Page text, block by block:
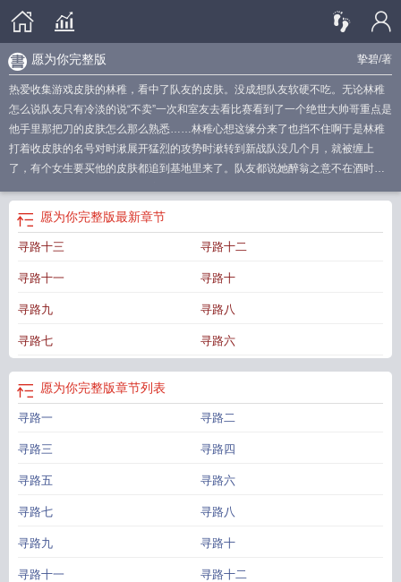
挚碧/著
愿为你完整版
热爱收集游戏皮肤的林稚，看中了队友的皮肤。没成想队友软硬不吃。无论林稚
怎么说队友只有冷淡的说“不卖”一次和室友去看比赛看到了一个绝世大帅哥重点是
他手里那把刀的皮肤怎么那么熟悉……林稚心想这缘分来了也挡不住啊于是林稚
打着收皮肤的名号对时湫展开猛烈的攻势时湫转到新战队没几个月，就被缠上
了，有个女生要买他的皮肤都追到基地里来了。队友都说她醉翁之意不在酒时湫
正等一切尘埃落定后和林稚表白可他联系不到林稚了。再次见到她，她在一家公
司做策划，而她负责的正好是他的战队。时湫见到3年未见的林稚，看到她没心没
肺的过着她的生活，还装不认识他。时湫发誓要好好“折磨折磨”她……林稚觉得没
女＆口嫌体正直的冷漠电竞少年
愿为你摘星愿为你歌词
国愿为你 电影 电影愿为你愿为你免费
影愿为你王菲 愿为你在线歌曲 愿为你
下
愿为你完整版最新章节
寻路十三 寻路十二
寻路十一 寻路十
寻路九 寻路八
寻路七 寻路六
愿为你完整版章节列表
寻路一 寻路二
寻路三 寻路四
寻路五 寻路六
寻路七 寻路八
寻路九 寻路十
寻路十一 寻路十二